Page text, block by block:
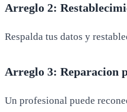
Arreglo 2:
Respalda tus datos y
Arreglo 3: Reparacion
Un profesional puede